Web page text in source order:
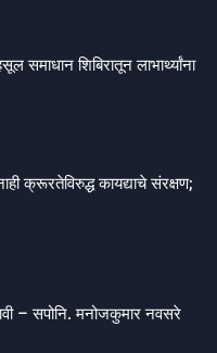
समाधान शिबिरातून लाभार्थ्यांना
क्रूरतेविरुद्ध कायद्याचे संरक्षण;
– सपोनि. मनोजकुमार नवसरे